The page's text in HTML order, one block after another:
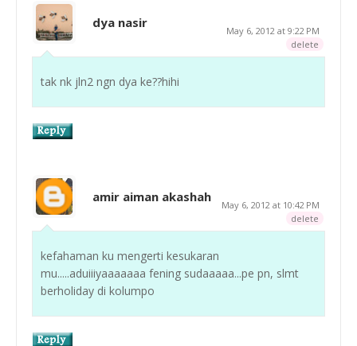
dya nasir
May 6, 2012 at 9:22 PM
delete
tak nk jln2 ngn dya ke??hihi
amir aiman akashah
May 6, 2012 at 10:42 PM
delete
kefahaman ku mengerti kesukaran
mu.....aduiiiyaaaaaaa fening sudaaaaa...pe pn, slmt
berholiday di kolumpo